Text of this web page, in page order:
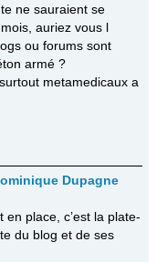
ne sauraient se
auriez vous l
ou forums sont
armé ?
metamedicaux a
Dupagne
place, c’est la plate-
du blog et de ses